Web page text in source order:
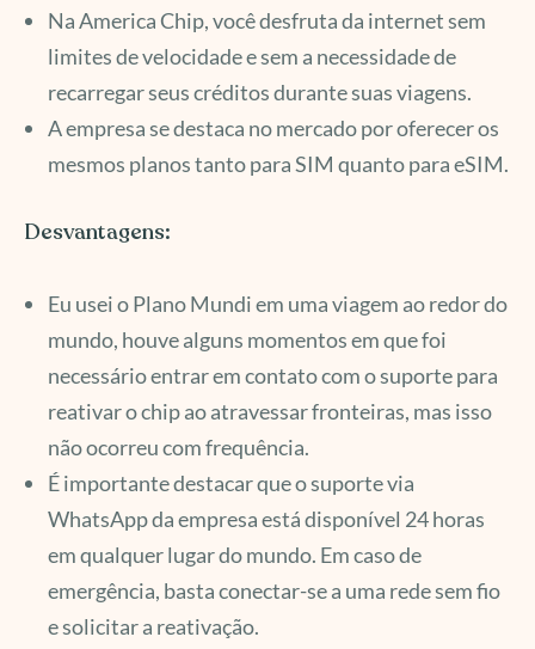
Na America Chip, você desfruta da internet sem
limites de velocidade e sem a necessidade de
recarregar seus créditos durante suas viagens.
A empresa se destaca no mercado por oferecer os
mesmos planos tanto para SIM quanto para eSIM.
Desvantagens:
Eu usei o Plano Mundi em uma viagem ao redor do
mundo, houve alguns momentos em que foi
necessário entrar em contato com o suporte para
reativar o chip ao atravessar fronteiras, mas isso
não ocorreu com frequência.
É importante destacar que o suporte via
WhatsApp da empresa está disponível 24 horas
em qualquer lugar do mundo. Em caso de
emergência, basta conectar-se a uma rede sem fio
e solicitar a reativação.